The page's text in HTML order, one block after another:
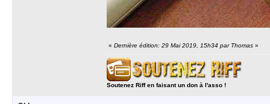
« Dernière édition: 29 Mai 2019, 15h34 par Thomas »
Soutenez Riff en faisant un don à l'asso !